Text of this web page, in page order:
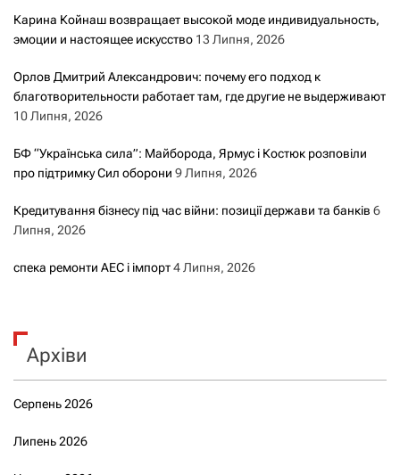
и
а
и
Карина Койнаш возвращает высокой моде индивидуальность,
эмоции и настоящее искусство 13 Липня, 2026
Орлов Дмитрий Александрович: почему его подход к
благотворительности работает там, где другие не выдерживают
10 Липня, 2026
БФ “Українська сила”: Майборода, Ярмус і Костюк розповіли
про підтримку Сил оборони 9 Липня, 2026
Кредитування бізнесу під час війни: позиції держави та банків 6
Липня, 2026
спека ремонти АЕС і імпорт4 Липня, 2026
Архіви
Серпень 2026
Липень 2026